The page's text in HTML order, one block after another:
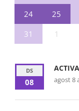
24
25
31
1
DS
08 agost 8